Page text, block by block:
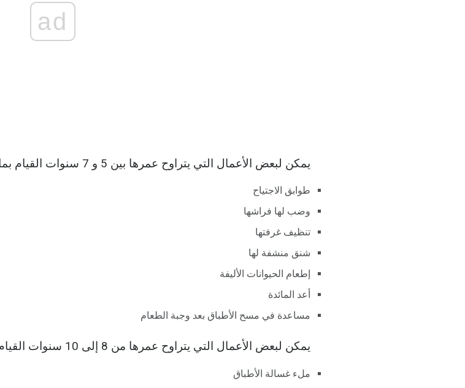
ad
يمكن لبعض الأعمال التي يتراوح عمرها بين 5 و 7 سنوات القيام بما يلي:
طوابق الاجتياح
وضب لها فراشها
تنظيف غرفتها
شنق منشفة لها
إطعام الحيوانات الأليفة
أعد المائدة
مساعدة في مسح الأطباق بعد وجبة الطعام
يمكن لبعض الأعمال التي يتراوح عمرها من 8 إلى 10 سنوات القيام بما يلي:
ملء غسالة الأطباق